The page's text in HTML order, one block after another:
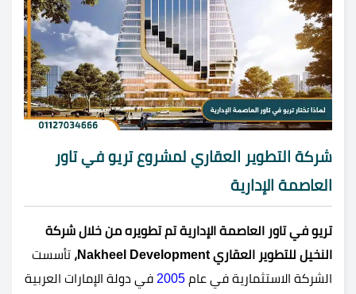
شركة التطوير العقاري لمشروع تريو في تاور
العاصمة الإدارية
تريو في تاور العاصمة الإدارية تم تطويره من خلال شركة
النخيل للتطوير العقاري Nakheel Development،
تأسست
الشركة الاستثمارية في عام 2005 في دولة الإمارات العربية